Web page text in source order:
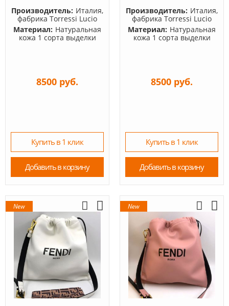
Производитель: Италия,
фабрика Torressi Lucio
Материал: Натуральная
кожа 1 сорта выделки
8500 руб.
Купить в 1 клик
Добавить в корзину
Производитель: Италия,
фабрика Torressi Lucio
Материал: Натуральная
кожа 1 сорта выделки
8500 руб.
Купить в 1 клик
Добавить в корзину
New New